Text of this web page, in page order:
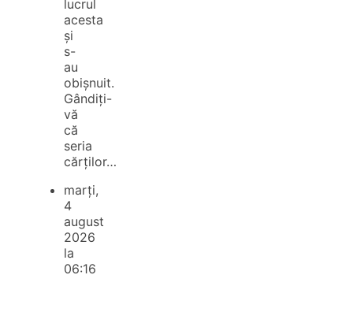
lucrul
acesta
și
s-
au
obișnuit.
Gândiți-
vă
că
seria
cărților…
marți,
4
august
2026
la
06:16